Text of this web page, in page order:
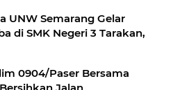
UNW Semarang Gelar
di SMK Negeri 3 Tarakan,
0904/Paser Bersama